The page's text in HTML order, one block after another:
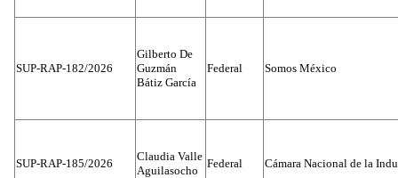
SUP-RAP-182/2026
Gilberto De
Guzmán
Bátiz García
Federal Somos México
SUP-RAP-185/2026
Claudia Valle
Aguilasocho
Federal Cámara Nacional de la